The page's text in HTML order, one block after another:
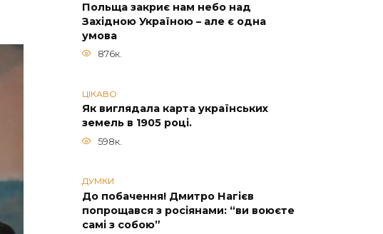
Польща закриє нам небо над
Західною Україною – але є одна
умова
876к.
ЦІКАВО
Як виглядала карта українських
земель в 1905 році.
598к.
ДУМКИ
До побачення! Дмитро Нагієв
попрощався з росіянами: “ви воюєте
самі з собою”